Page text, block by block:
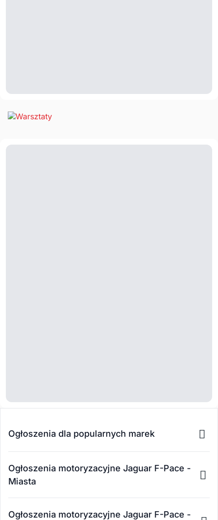
Ogłoszenia dla popularnych marek
Ogłoszenia motoryzacyjne Jaguar F-Pace -
Miasta
Ogłoszenia motoryzacyjne Jaguar F-Pace -